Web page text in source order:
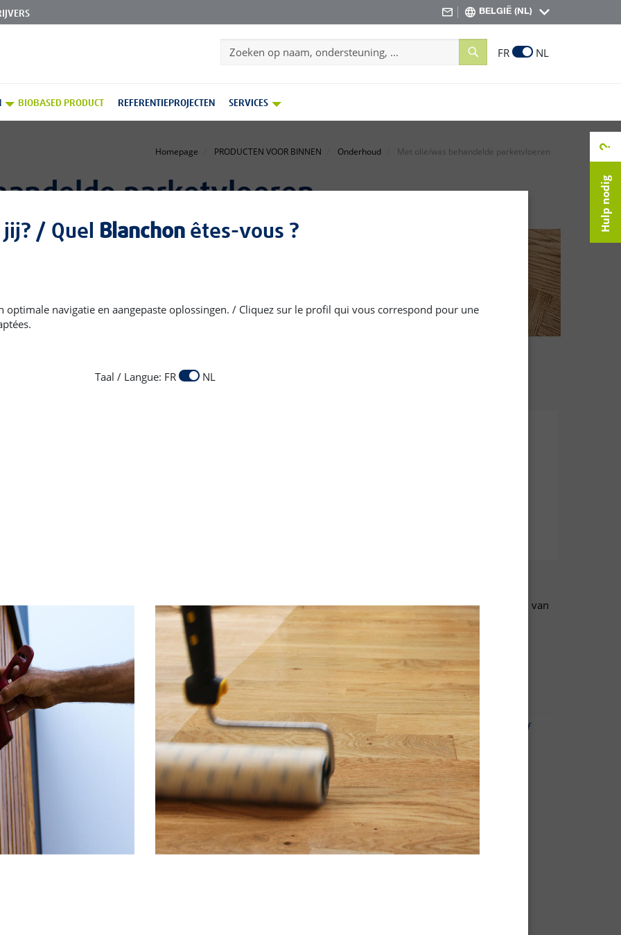
BELGIË (NL)
FR
NL
Search
BIOBASED PRODUCT REFERENTIEPROJECTEN SERVICES
Homepage PRODUCTEN VOOR BINNEN Onderhoud Met olie/was behandelde parketvloeren
parketvloeren
parketvloeren voorziet Blanchon in alle mogelijke
van intensieve of juist milde
die met olie of was zijn behandeld voelen
moeten regelmatig worden onderhouden om hun
om geolied parket te voeden met een
slijtage, stof en vuil dat zich tussen de planken kan
dringen in het hout door om optimale bescherming
jij? / Quel Blanchon êtes-vous ?
navigatie en aangepaste oplossingen. / Cliquez sur le profil qui vous correspond pour une
Taal / Langue: FR NL
impregnering voor het
onderhoud van alle parket en
vloeren geïmpregneerd met
Hardwaxolie, Easy Oil ™,
Solid'Oil ™ Blanchon en
die in de fabriek
geolied zijn.
Technische fiche -
Universele onderhoudsolie,
compatibel met alle geoliede
parketvloeren van bouwplaatsen en
in de fabriek afgewerkte vloeren,
ongeacht de afwerking: traditioneel
of watergedragen.
Technische fiche -Pdf
Vloeibare was voor onderhoud van
gewaxt hout.
Technische fiche - Pdf
Hulp nodig